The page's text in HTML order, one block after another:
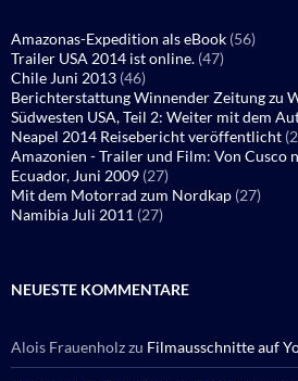
Amazonas-Expedition als eBook (56)
Trailer USA 2014 ist online. (47)
Chile Juni 2013 (46)
Berichterstattung Winnender Zeitung zu
Südwesten USA, Teil 2: Weiter mit dem
Neapel 2014 Reisebericht veröffentlicht
Amazonien - Trailer und Film: Von Cusco
Ecuador, Juni 2009 (27)
Mit dem Motorrad zum Nordkap (27)
Namibia Juli 2011 (27)
NEUESTE KOMMENTARE
Alois Frauenholzzu Filmausschnitte auf